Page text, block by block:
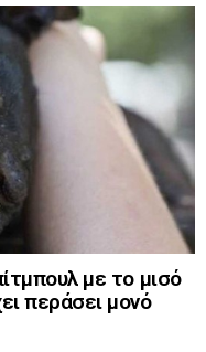
με το μισό
περάσει μονό